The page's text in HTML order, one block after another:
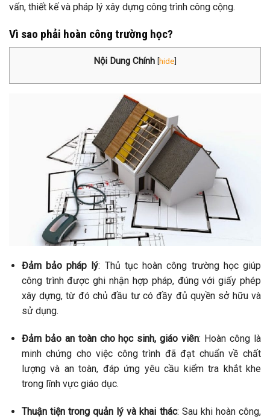
vấn, thiết kế và pháp lý xây dựng công trình công cộng.
Vì sao phải hoàn công trường học?
Nội Dung Chính [hide]
Đảm bảo pháp lý: Thủ tục hoàn công trường học giúp
công trình được ghi nhận hợp pháp, đúng với giấy phép
xây dựng, từ đó chủ đầu tư có đầy đủ quyền sở hữu và
sử dụng.
Đảm bảo an toàn cho học sinh, giáo viên: Hoàn công là
minh chứng cho việc công trình đã đạt chuẩn về chất
lượng và an toàn, đáp ứng yêu cầu kiểm tra khắt khe
trong lĩnh vực giáo dục.
Thuận tiện trong quản lý và khai thác: Sau khi hoàn công,